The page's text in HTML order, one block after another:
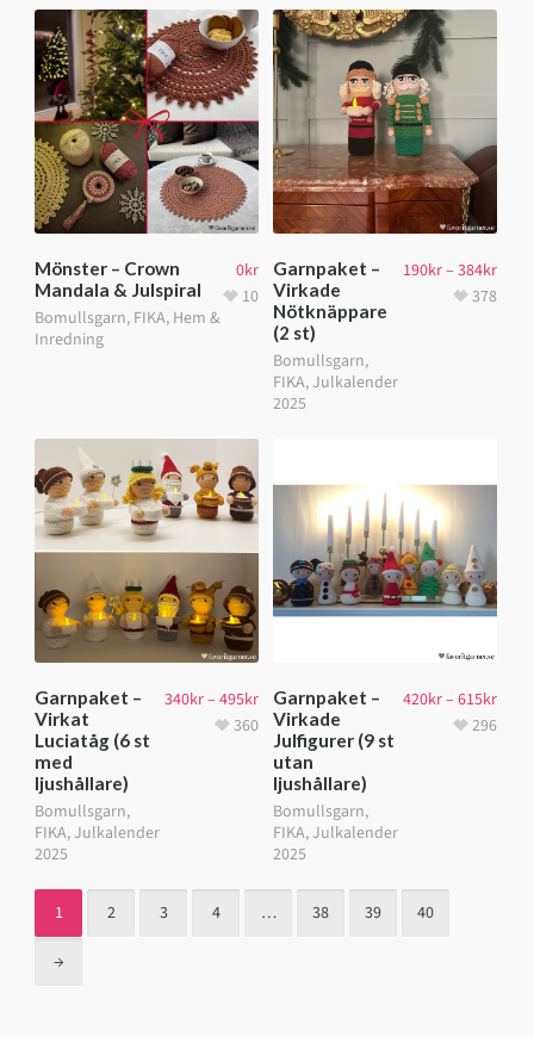
Mönster – Crown
Mandala & Julspiral
Bomullsgarn, FIKA, Hem &
Inredning
0kr
10
Garnpaket –
Virkade
Nötknäppare
(2 st)
Bomullsgarn,
FIKA, Julkalender
2025
190kr– 384kr
378
Garnpaket –
Virkat
Luciatåg (6 st
med
ljushållare)
Bomullsgarn,
FIKA, Julkalender
2025
340kr– 495kr
360
Garnpaket –
Virkade
Julfigurer (9 st
utan
ljushållare)
Bomullsgarn,
FIKA, Julkalender
2025
420kr– 615kr
296
1 2 3 4 … 38 39 40
→